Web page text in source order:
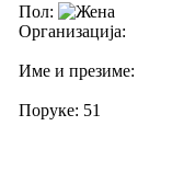
Пол:
Организација:
Име и презиме:
Поруке: 51